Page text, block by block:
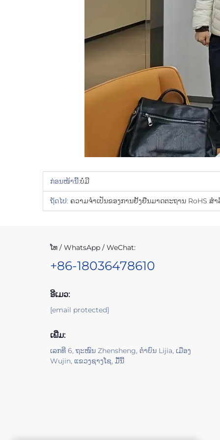
ກ່ອນໜ້ານີ້:ບໍ່ມີ
ຖັດໄປ: ຄວາມຈຳເປັນຂອງການຢັ້ງຢືນມາດຕະຖານ RoHS ສ
ໂທ / WhatsApp / WeChat:
+86-18036478610
ອີເມວ:
[email protected]
ເພີ່ມ:
ເລກທີ 6, ຖະໜົນ Zhensheng, ຕຳບົນ Lijia, ເມືອງ
Wujin, ແຂວງຊາງໂຊ, ມື້ນີ້